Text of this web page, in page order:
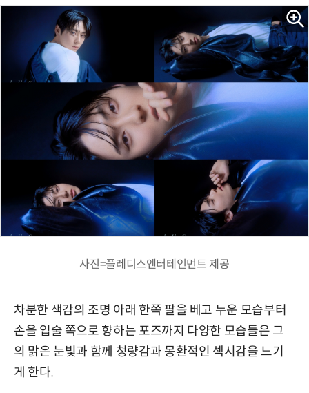
사진=플레디스엔터테인먼트 제공
차분한 색감의 조명 아래 한쪽 팔을 베고 누운 모습부터
손을 입술 쪽으로 향하는 포즈까지 다양한 모습들은 그
의 맑은 눈빛과 함께 청량감과 몽환적인 섹시감을 느기
게 한다.